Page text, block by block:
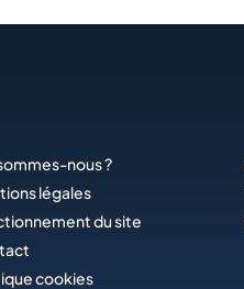
nous ?
légales
du site
cookies